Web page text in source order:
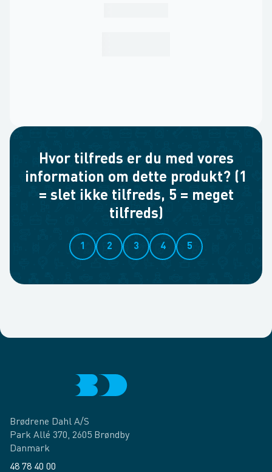
Hvor tilfreds er du med vores
information om dette produkt? (1
= slet ikke tilfreds, 5 = meget
tilfreds)
1 2 3 4 5
Brødrene Dahl A/S
Park Allé 370, 2605 Brøndby
Danmark
48 78 40 00